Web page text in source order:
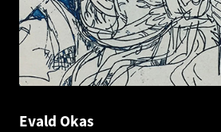
Evald Okas